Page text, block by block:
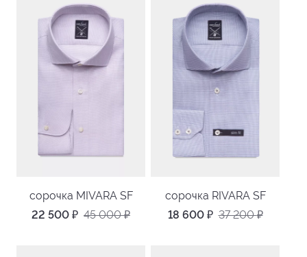
сорочка MIVARA SF
22 500 ₽ 45 000₽
сорочка RIVARA SF
18 600 ₽ 37 200₽